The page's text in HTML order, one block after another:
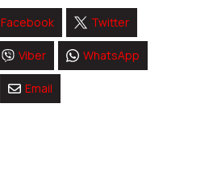
Facebook Twitter
Viber WhatsApp
Email